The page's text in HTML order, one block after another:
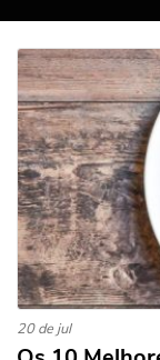
20 de jul